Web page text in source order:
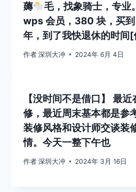
薅
毛，找象骑士，​专业
wps 会员，380 块，买
年，到了我快退休的时间
作者深圳大冲 2024年 6月 4日
【没时间不是借口】 最
修，最近周末基本都是参
装修风格和设计师交谈装
情。今天一整下午也
作者深圳大冲 2024年 3月 16日